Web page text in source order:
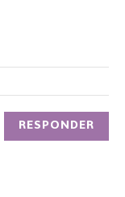
RESPONDER